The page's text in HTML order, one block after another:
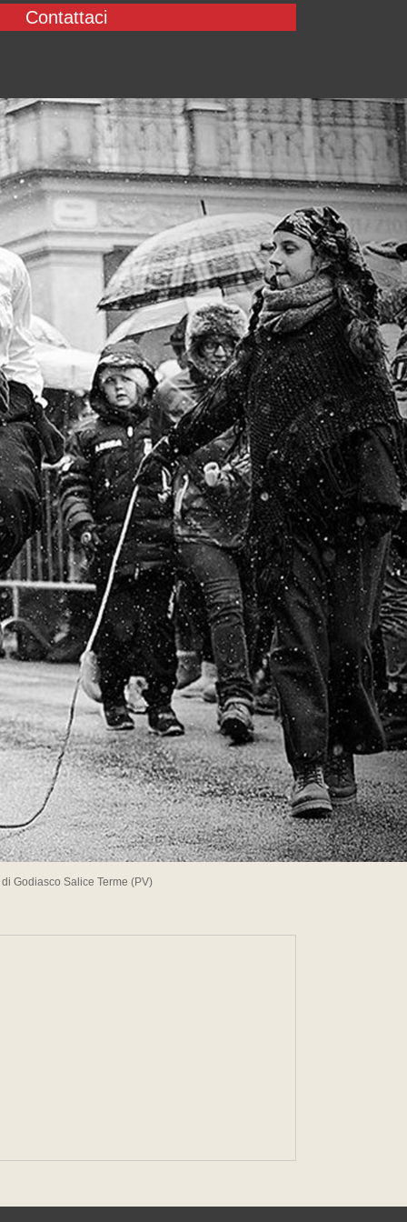
Godiasco Salice Terme (PV)